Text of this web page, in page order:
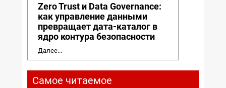
Zero Trust и Data Governance:
как управление данными
превращает дата-каталог в
ядро контура безопасности
Далее...
Самое читаемое